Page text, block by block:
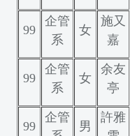
99
企管
系
女
施又
嘉
99
企管
系
女
余友
亭
99
企管
男
許雅